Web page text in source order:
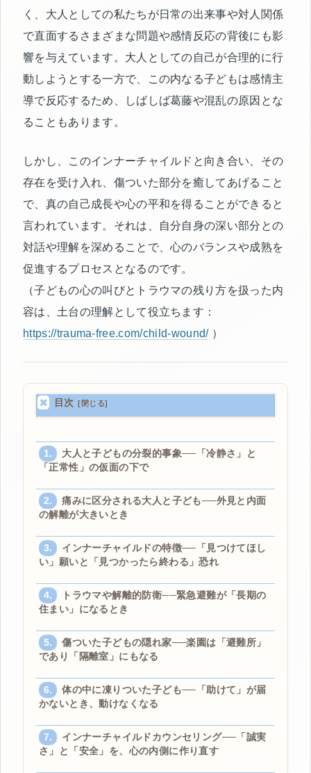
く、大人としての私たちが日常の出来事や対人関係
で直面するさまざまな問題や感情反応の背後にも影
響を与えています。大人としての自己が合理的に行
動しようとする一方で、この内なる子どもは感情主
導で反応するため、しばしば葛藤や混乱の原因とな
ることもあります。
しかし、このインナーチャイルドと向き合い、その
存在を受け入れ、傷ついた部分を癒してあげること
で、真の自己成長や心の平和を得ることができると
言われています。それは、自分自身の深い部分との
対話や理解を深めることで、心のバランスや成熟を
促進するプロセスとなるのです。
（子どもの心の叫びとトラウマの残り方を扱った内
容は、土台の理解として役立ちます：
https://trauma-free.com/child-wound/）
目次
大人と子どもの分裂的事象──「冷静さ」と
「正常性」の仮面の下で
痛みに区分される大人と子ども──外見と内面
の解離が大きいとき
インナーチャイルドの特徴──「見つけてほし
い」願いと「見つかったら終わる」恐れ
トラウマや解離的防衛──緊急避難が「長期の
住まい」になるとき
傷ついた子どもの隠れ家──楽園は「避難所」
であり「隔離室」にもなる
体の中に凍りついた子ども──「助けて」が届
かないとき、動けなくなる
インナーチャイルドカウンセリング──「誠実
さ」と「安全」を、心の内側に作り直す